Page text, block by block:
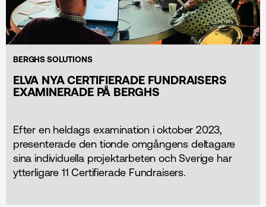
BERGHS SOLUTIONS
ELVA NYA CERTIFIERADE FUNDRAISERS
EXAMINERADE PÅ BERGHS
Efter en heldags examination i oktober 2023,
presenterade den tionde omgångens deltagare
sina individuella projektarbeten och Sverige har
ytterligare 11 Certifierade Fundraisers.